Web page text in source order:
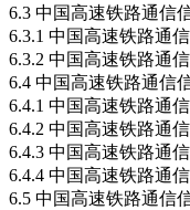
6.3 中国高速铁路通信
6.3.1 中国高速铁路通
6.3.2 中国高速铁路通
6.4 中国高速铁路通信
6.4.1 中国高速铁路通
6.4.2 中国高速铁路通
6.4.3 中国高速铁路通
6.4.4 中国高速铁路通
6.5 中国高速铁路通信